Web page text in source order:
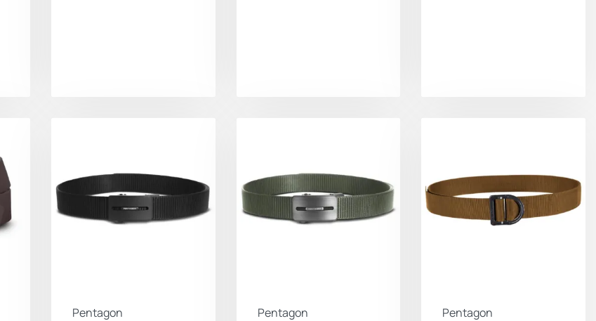
Pentagon
Pentagon
Pentagon